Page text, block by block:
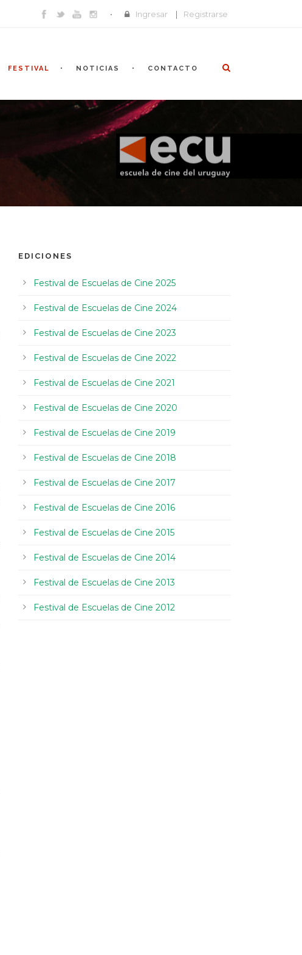
Ingresar | Registrarse
FESTIVAL NOTICIAS CONTACTO
EDICIONES
Festival de Escuelas de Cine 2025
Festival de Escuelas de Cine 2024
Festival de Escuelas de Cine 2023
Festival de Escuelas de Cine 2022
Festival de Escuelas de Cine 2021
Festival de Escuelas de Cine 2020
Festival de Escuelas de Cine 2019
Festival de Escuelas de Cine 2018
Festival de Escuelas de Cine 2017
Festival de Escuelas de Cine 2016
Festival de Escuelas de Cine 2015
Festival de Escuelas de Cine 2014
Festival de Escuelas de Cine 2013
Festival de Escuelas de Cine 2012